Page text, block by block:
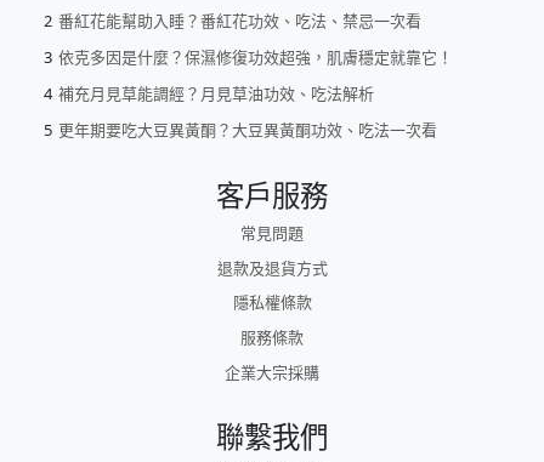
番紅花能幫助入睡？番紅花功效、吃法、禁忌一次看
依克多因是什麼？保濕修復功效超強，肌膚穩定就靠它！
補充月見草能調經？月見草油功效、吃法解析
更年期要吃大豆異黃酮？大豆異黃酮功效、吃法一次看
客戶服務
常見問題
退款及退貨方式
隱私權條款
服務條款
企業大宗採購
聯繫我們